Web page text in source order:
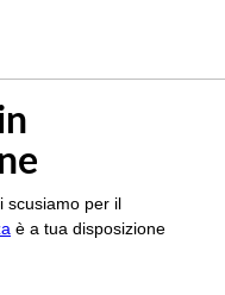
scusiamo per il
è a tua disposizione